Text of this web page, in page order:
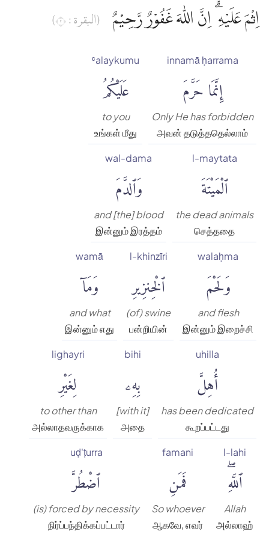
اِثْمَ عَلَيْهِ ۗ اِنَّ اللّٰهَ غَفُوْرٌ رَّحِيْمٌ
(البقرة : ٢)
innamā ḥarrama
إِنَّمَا حَرَّمَ
Only He has forbidden
அவன் தடுத்ததெல்லாம்
ʿalaykumu
عَلَيْكُمُ
to you
உங்கள் மீது
l-maytata
ٱلْمَيْتَةَ
the dead animals
செத்ததை
wal-dama
وَٱلدَّمَ
and [the] blood
இன்னும் இரத்தம்
walaḥma
وَلَحْمَ
and flesh
இன்னும் இறைச்சி
l-khinzīri
ٱلْخِنزِيرِ
(of) swine
பன்றியின்
wamā
وَمَآ
and what
இன்னும் எது
uhilla
أُهِلَّ
has been dedicated
கூறப்பட்டது
bihi
بِهِۦ
[with it]
அதை
lighayri
لِغَيْرِ
to other than
அல்லாதவருக்காக
l-lahi
ٱللَّهِۖ
Allah
அல்லாஹ்
famani
فَمَنِ
So whoever
ஆகவே, எவர்
uḍ'ṭurra
ٱضْطُرَّ
(is) forced by necessity
நிர்ப்பந்திக்கப்பட்டார்